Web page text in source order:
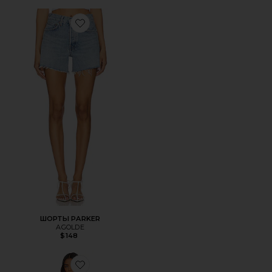
Favorite ШОРТЫ PARKER
ШОРТЫ PARKER
AGOLDE
$148